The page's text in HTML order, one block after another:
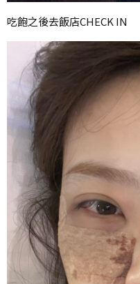
吃飽之後去飯店CHECK IN